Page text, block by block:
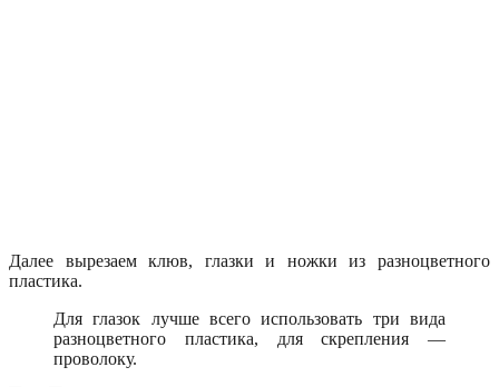
Далее вырезаем клюв, глазки и ножки из разноцветного
пластика.
Для глазок лучше всего использовать три вида
разноцветного пластика, для скрепления —
проволоку.